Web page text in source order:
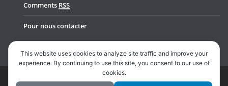
Comments RSS
Pour nous contacter
Copyright © 2026Music In Belgium. All rights reserved.
This website uses cookies to analyze site traffic and improve your
experience. By continuing to use this site, you consent to our use of
cookies.